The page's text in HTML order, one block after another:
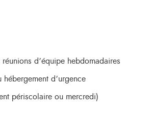
d’équipe hebdomadaires
d’urgence
périscolaire ou mercredi)